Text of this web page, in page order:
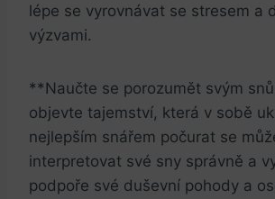
lépe se vyrovnávat se stresem a
výzvami.
**Naučte se porozumět svým
objevte tajemství, která v sobě
nejlepším snářem počurat se
interpretovat své sny správně a
podpoře své duševní pohody a